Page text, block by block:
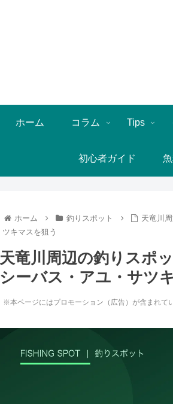
ホーム コラム Tips
初心者ガイド
ホーム 釣りスポット
天竜川
ツキマスを狙う
天竜川周辺の釣りスポ
シーバス・アユ・サツ
※本ページにはプロモーション（広告）が含まれてい